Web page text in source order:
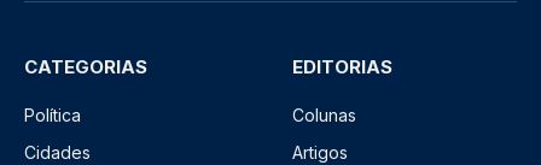
CATEGORIAS
Política
Cidades
EDITORIAS
Colunas
Artigos